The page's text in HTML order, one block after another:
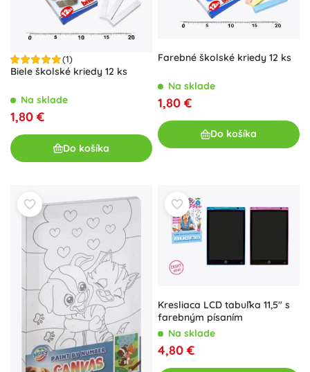
(1)
Biele školské kriedy 12 ks
Na sklade
1,80 €
Do košíka
Farebné školské kriedy 12 ks
Na sklade
1,80 €
Do košíka
Kresliaca LCD tabuľka 11,5" s
farebným písaním
Na sklade
4,80 €